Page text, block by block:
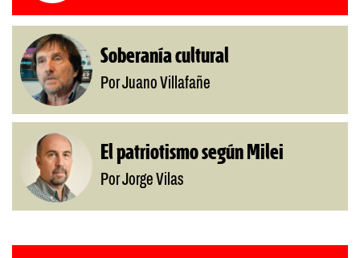
Soberanía cultural
Por Juano Villafañe
El patriotismo según Milei
Por Jorge Vilas